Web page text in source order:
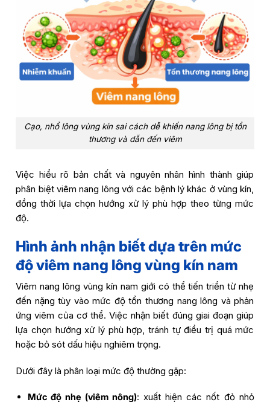
Cạo, nhổ lông vùng kín sai cách dễ khiến nang lông bị tổn
thương và dẫn đến viêm
Việc hiểu rõ bản chất và nguyên nhân hình thành giúp
phân biệt viêm nang lông với các bệnh lý khác ở vùng kín,
đồng thời lựa chọn hướng xử lý phù hợp theo từng mức
độ.
Hình ảnh nhận biết dựa trên mức
độ viêm nang lông vùng kín nam
Viêm nang lông vùng kín nam giới có thể tiến triển từ nhẹ
đến nặng tùy vào mức độ tổn thương nang lông và phản
ứng viêm của cơ thể. Việc nhận biết đúng giai đoạn giúp
lựa chọn hướng xử lý phù hợp, tránh tự điều trị quá mức
hoặc bỏ sót dấu hiệu nghiêm trọng.
Dưới đây là phân loại mức độ thường gặp:
Mức độ nhẹ (viêm nông): xuất hiện các nốt đỏ nhỏ